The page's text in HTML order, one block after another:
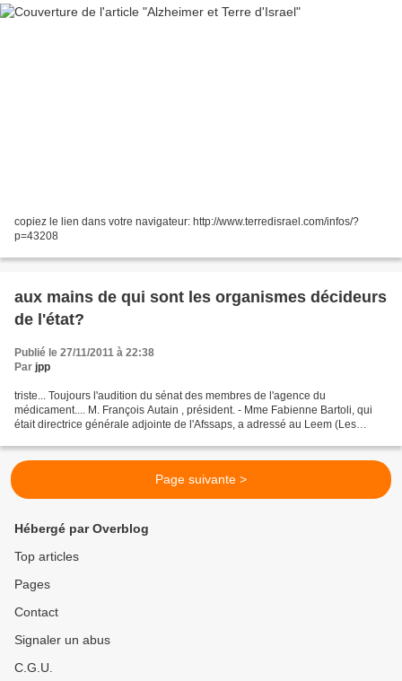
copiez le lien dans votre navigateur: http://www.terredisrael.com/infos/?
p=43208
aux mains de qui sont les organismes décideurs
de l'état?
Publié le 27/11/2011 à 22:38
Par jpp
triste... Toujours l'audition du sénat des membres de l'agence du
médicament.... M. François Autain , président. - Mme Fabienne Bartoli, qui
était directrice générale adjointe de l'Afssaps, a adressé au Leem (Les
Page suivante >
Hébergé par Overblog
Top articles
Pages
Contact
Signaler un abus
C.G.U.